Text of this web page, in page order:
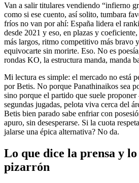
Van a salir titulares vendiendo “infierno
como si ese cuento, así solito, tumbara
fríos no van por ahí: España lidera el
desde 2021 y eso, en plazas y
más largos, ritmo competitivo más bravo
equivocarte sin morirte. Eso. No es
rondas KO, la estructura manda, manda
Mi lectura es simple: el mercado no está
por Betis. No porque Panathinaikos sea
sino porque el partido que suele
segundas jugadas, pelota viva cerca del
Betis bien parado sabe enfriar con
apuro, sin desesperarse. Si la cuota
jalarse una épica alternativa? No da.
Lo que dice la prensa y lo
pizarrón